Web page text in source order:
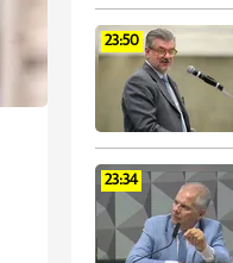
23:50
23:34